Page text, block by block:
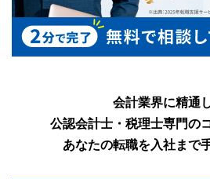
会計業界に精通
公認会計士・税理士専門の
あなたの転職を入社まで